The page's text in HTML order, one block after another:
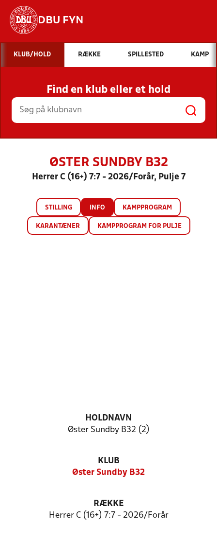
DBU FYN
Hvad vil du søge efter?
INDHOLD OG NYHEDER
STILLINGER, RESULTATER, KLUBBER OG
HOLD
KLUB/HOLD RÆKKE SPILLESTED KAMP
Find en klub eller et hold
ØSTER SUNDBY B32
Herrer C (16+) 7:7 - 2026/Forår, Pulje 7
STILLING INFO KAMPPROGRAM
KARANTÆNER KAMPPROGRAM FOR PULJE
HOLDNAVN
Øster Sundby B32 (2)
KLUB
Øster Sundby B32
RÆKKE
Herrer C (16+) 7:7 - 2026/Forår